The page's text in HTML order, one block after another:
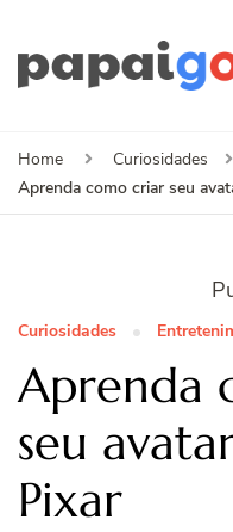
Home
Curiosidades
Aprenda como criar seu
Curiosidades
Aprenda
seu
Pixar